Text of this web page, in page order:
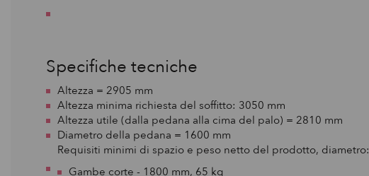
Specifiche tecniche
Altezza = 2905 mm
Altezza minima richiesta del soffitto: 3050 mm
Altezza utile (dalla pedana alla cima del palo) = 2810 mm
Diametro della pedana = 1600 mm
Requisiti minimi di spazio e peso netto del prodotto, diametro:
Gambe corte - 1800 mm, 65 kg